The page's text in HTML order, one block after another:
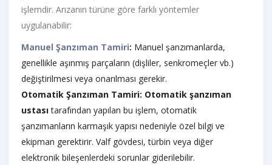
işlemdir. Arızanın türüne göre farklı yöntemler
uygulanabilir:
Manuel Şanzıman Tamiri: Manuel şanzımanlarda,
genellikle aşınmış parçaların (dişliler, senkromeçler vb.)
değiştirilmesi veya onarılması gerekir.
Otomatik Şanzıman Tamiri: Otomatik şanzıman
ustasıtarafından yapılan bu işlem, otomatik
şanzımanların karmaşık yapısı nedeniyle özel bilgi ve
ekipman gerektirir. Valf gövdesi, türbin veya diğer
elektronik bileşenlerdeki sorunlar giderilebilir.